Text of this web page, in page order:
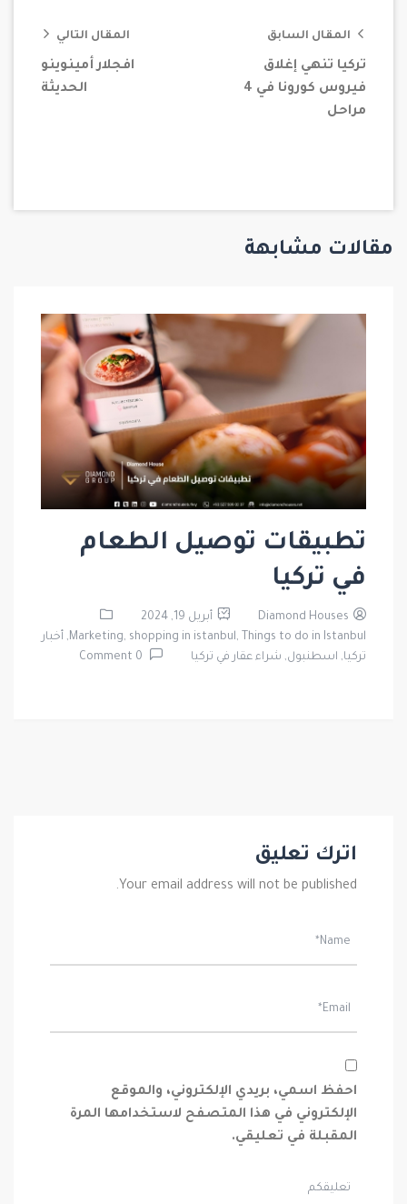
المقال السابق
تركيا تنهي إغلاق
فيروس كورونا في 4
مراحل
المقال التالي
افجلار أمينوينو
الحديثة
مقالات مشابهة
تطبيقات توصيل الطعام
في تركيا
Diamond Houses
أبريل 19, 2024
Marketing, shopping in istanbul, Things to do in Istanbul,
أخبار
تركيا, اسطنبول, شراء عقار في تركيا
اترك تعليق
Your email address will not be published.
احفظ اسمي، بريدي الإلكتروني، والموقع
الإلكتروني في هذا المتصفح لاستخدامها المرة
المقبلة في تعليقي.